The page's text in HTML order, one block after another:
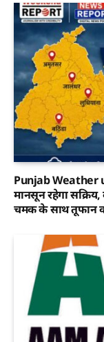
Punjab Weather
मानसून रहेगा
चमक के साथ तूफान